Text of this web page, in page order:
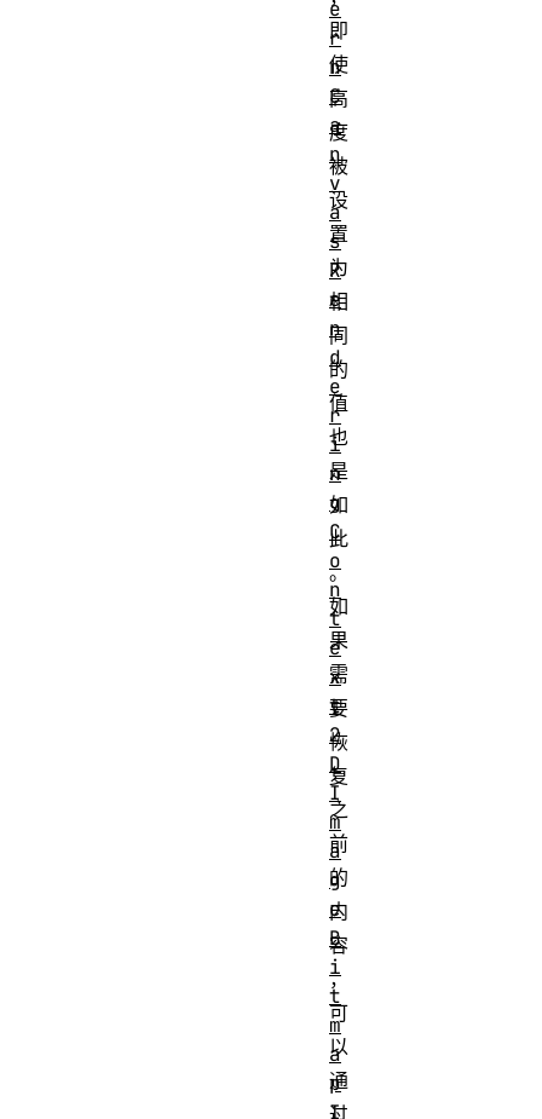
即
使
高
度
被
设
置
为
相
同
的
值
也
是
如
此
。
如
果
需
要
恢
复
之
前
的
内
容
，
可
以
通
e
r
n
C
a
n
v
a
s
R
e
n
d
e
r
i
n
g
C
o
n
t
e
x
t
2
D
I
m
a
g
e
B
i
t
m
a
p
I